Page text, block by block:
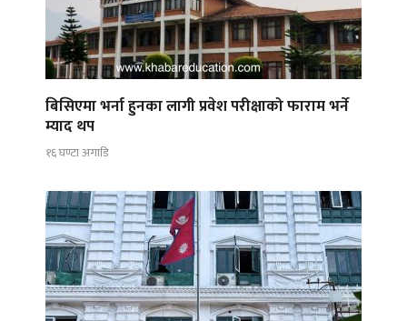
बिसिएमा भर्ना हुनका लागी प्रवेश परीक्षाको फाराम भर्ने
म्याद थप
१६ घण्टा अगाडि